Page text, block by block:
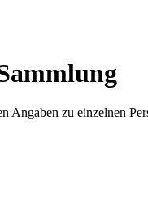
Angaben zu einzelnen